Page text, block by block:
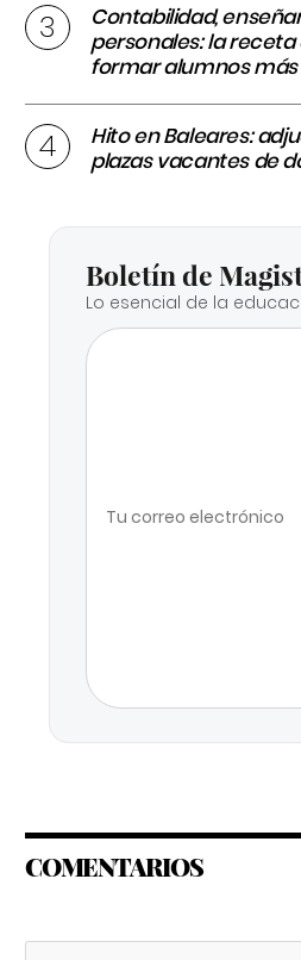
Contabilidad,
personales: la
formar alumnos
Hito en Baleares:
plazas vacantes de
Boletín de
Lo esencial de la
COMENTARIOS